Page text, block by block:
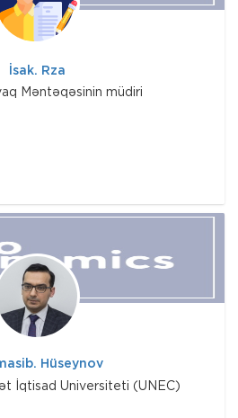
İsak. Rza
Məntəqəsinin müdiri
Hüseynov
İqtisad Universiteti (UNEC)